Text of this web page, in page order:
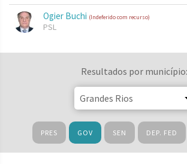
Ogier Buchi (Indeferido com recurso)
PSL
Resultados por município:
PRES GOV SEN DEP. FED